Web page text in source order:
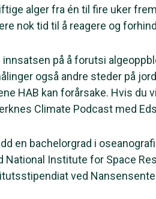
alger fra én til fire uker
nok tid til å reagere og
på å forutsi
også andre steder på
HAB kan forårsake. Hvis du
Climate Podcast med
en bachelorgrad i
National Institute for Space
ved